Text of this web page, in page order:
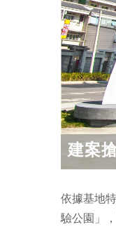
建案
依據基地
驗公園」